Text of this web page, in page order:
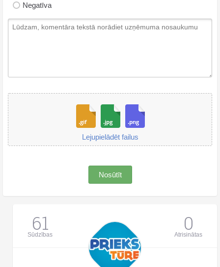
Negatīva
Lejupielādēt failus
Nosūtīt
61
Sūdzības 0
Atrisinātas